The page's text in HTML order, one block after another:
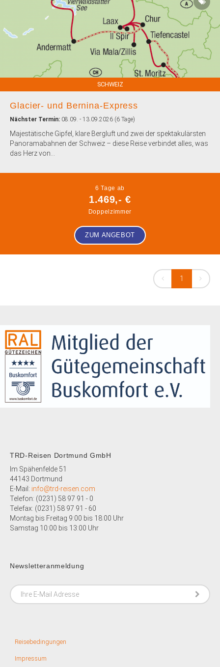
SCHWEIZ
Glacier- und Bernina-Express
Nächster Termin: 08.09. - 13.09.2026 (6 Tage)
Majestätische Gipfel, klare Bergluft und zwei der spektakulärsten
Panoramabahnen der Schweiz – diese Reise verbindet alles, was
das Herz von...
6 Tage ab
1.469,- €
Doppelzimmer
ZUM ANGEBOT
1
TRD-Reisen Dortmund GmbH
Im Spähenfelde 51
44143 Dortmund
E-Mail: info@trd-reisen.com
Telefon: (0231) 58 97 91 - 0
Telefax: (0231) 58 97 91 - 60
Montag bis Freitag 9:00 bis 18:00 Uhr
Samstag 10:00 bis 13:00 Uhr
Newsletteranmeldung
Reisebedingungen
Impressum